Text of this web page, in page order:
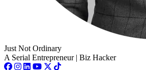
Just Not Ordinary
A Serial Entrepreneur | Biz Hacker